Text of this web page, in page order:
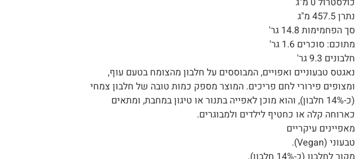
נתרן 457.5 מ"ג
סך הפחמימות 14.8 גר'
מתוכם: סוכרים 1.6 גר'
חלבונים 9.3 גר'
נאגטס טבעוניים ואפויים, המבוססים על חלבון מהצומח בטעם עוף,
ומצופים פירורי לחם פריכים. המוצר מספק כמות טובה של חלבון צמחי
(כ-14% חלבון), והוא מוכן לאפייה בתנור או טיגון במחבת, ומתאים
כארוחה קלה או כחטיף לילדים ולמבוגרים.
מאפיינים עיקריים
טבעוני (Vegan).